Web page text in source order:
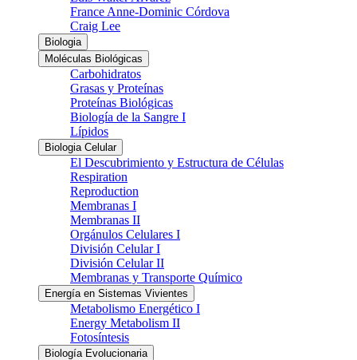
France Anne-Dominic Córdova
Craig Lee
Biologia
Moléculas Biológicas
Carbohidratos
Grasas y Proteínas
Proteínas Biológicas
Biología de la Sangre I
Lípidos
Biologia Celular
El Descubrimiento y Estructura de Células
Respiration
Reproduction
Membranas I
Membranas II
Orgánulos Celulares I
División Celular I
División Celular II
Membranas y Transporte Químico
Energía en Sistemas Vivientes
Metabolismo Energético I
Energy Metabolism II
Fotosíntesis
Biología Evolucionaria